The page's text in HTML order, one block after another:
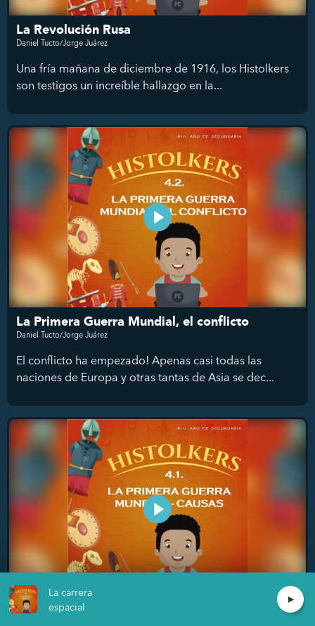
La Revolución Rusa
Daniel Tucto/Jorge Juárez
Una fría mañana de diciembre de 1916, los Histolkers
son testigos un increíble hallazgo en la...
La Primera Guerra Mundial, el conflicto
Daniel Tucto/Jorge Juárez
El conflicto ha empezado! Apenas casi todas las
naciones de Europa y otras tantas de Asia se dec...
La Primera Guerra mundial, causas
La carrera
espacial